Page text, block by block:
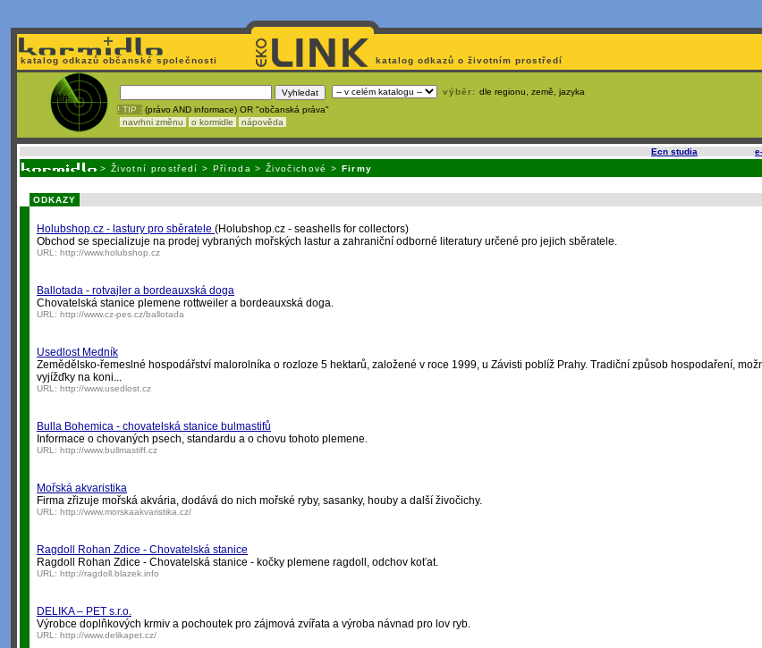
katalog odkazů občanské společnosti katalog odkazů o životním prostředí
výběr: dle regionu, země, jazyka
! TIP : (právo AND informace) OR "občanská práva"
navrhni změnu
o kormidle nápověda
Ecn studia
> Životní prostředí > Příroda >Živočichové > Firmy
ODKAZY
Holubshop.cz - lastury pro sběratele (Holubshop.cz - seashells for collectors)
Obchod se specializuje na prodej vybraných mořských lastur a zahraniční odborné literatury určené pro jejich sběratele.
URL: http://www.holubshop.cz
Ballotada - rotvajler a bordeauxská doga
Chovatelská stanice plemene rottweiler a bordeauxská doga.
URL: http://www.cz-pes.cz/ballotada
Usedlost Medník
Zemědělsko-řemeslné hospodářství malorolníka o rozloze 5 hektarů, založené v roce 1999, u Závisti poblíž Prahy. Tradiční způsob hospodaření,
vyjížďky na koni...
URL: http://www.usedlost.cz
Bulla Bohemica - chovatelská stanice bulmastifů
Informace o chovaných psech, standardu a o chovu tohoto plemene.
URL: http://www.bullmastiff.cz
Mořská akvaristika
Firma zřizuje mořská akvária, dodává do nich mořské ryby, sasanky, houby a další živočichy.
URL: http://www.morskaakvaristika.cz/
Ragdoll Rohan Zdice - Chovatelská stanice
Ragdoll Rohan Zdice - Chovatelská stanice - kočky plemene ragdoll, odchov koťat.
URL: http://ragdoll.blazek.info
DELIKA – PET s.r.o.
Výrobce doplňkových krmiv a pochoutek pro zájmová zvířata a výroba návnad pro lov ryb.
URL: http://www.delikapet.cz/